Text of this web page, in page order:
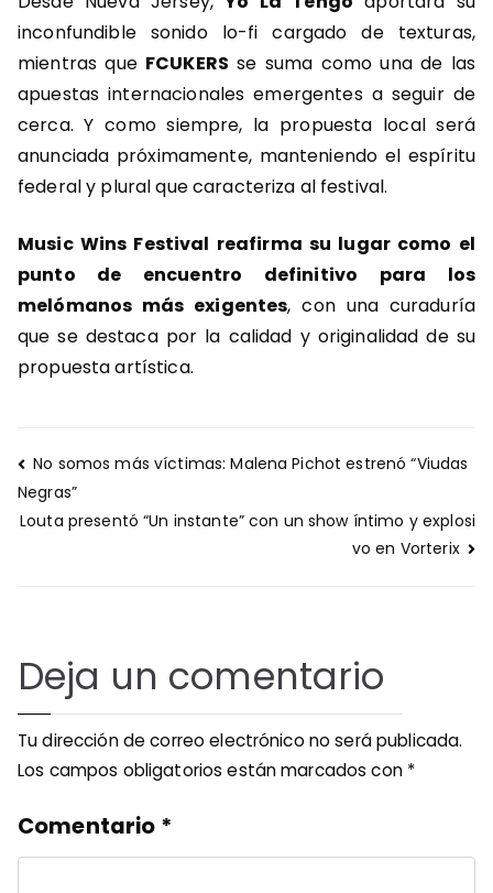
inconfundible sonido lo-fi cargado de texturas,
mientras que FCUKERS se suma como una de las
apuestas internacionales emergentes a seguir de
cerca. Y como siempre, la propuesta local será
anunciada próximamente, manteniendo el espíritu
federal y plural que caracteriza al festival.
Music Wins Festival reafirma su lugar como el
punto de encuentro definitivo para los
melómanos más exigentes, con una curaduría
que se destaca por la calidad y originalidad de su
propuesta artística.
Navegación
de
entradas
No somos más víctimas: Malena Pichot estrenó “Viudas
Negras”
Louta presentó “Un instante” con un show íntimo y explosi
vo en Vorterix
Deja un comentario
Tu dirección de correo electrónico no será publicada.
Los campos obligatorios están marcados con *
Comentario *